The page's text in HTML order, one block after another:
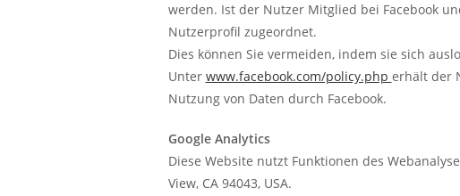
werden. Ist der Nutzer Mitglied bei Facebook
Nutzerprofil zugeordnet.
Dies können Sie vermeiden, indem sie sich
Unter www.facebook.com/policy.php erhält der
Nutzung von Daten durch Facebook.
Google Analytics
Diese Website nutzt Funktionen des
View, CA 94043, USA.